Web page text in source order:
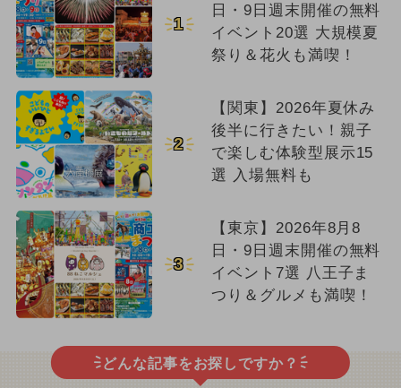
1
日・9日週末開催の無料
イベント20選 大規模夏
祭り＆花火も満喫！
2
【関東】2026年夏休み
後半に行きたい！親子
で楽しむ体験型展示15
選 入場無料も
3
【東京】2026年8月8
日・9日週末開催の無料
イベント7選 八王子ま
つり＆グルメも満喫！
どんな記事をお探しですか？